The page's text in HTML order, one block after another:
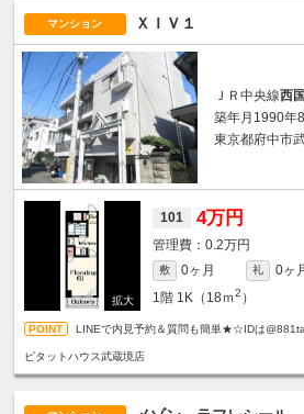
マンション ＸＩＶ１
ＪＲ中央線西
築年月1990年
東京都府中市
101 4万円
0.2万円
敷 0ヶ月 礼
0ヶ
1階 1K（18ｍ2 ）
LINEで内見予約＆質問も簡単★☆IDは
ピタットハウス武蔵境店